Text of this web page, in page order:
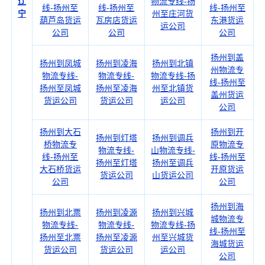
宁
线-扬州至
葫芦岛货运
公司
线-扬州至
瓦房店货运
公司
州至庄河货
运公司
线-扬州至
东港货运
公司
扬州到凤城
物流专线-
扬州至凤城
货运公司
扬州到凌海
物流专线-
扬州至凌海
货运公司
扬州到北镇
物流专线-扬
州至北镇货
运公司
扬州到盖
州物流专
线-扬州至
盖州货运
公司
扬州到大石
桥物流专
线-扬州至
大石桥货运
公司
扬州到灯塔
物流专线-
扬州至灯塔
货运公司
扬州到调兵
山物流专线-
扬州至调兵
山货运公司
扬州到开
原物流专
线-扬州至
开原货运
公司
扬州到北票
物流专线-
扬州至北票
货运公司
扬州到凌源
物流专线-
扬州至凌源
货运公司
扬州到兴城
物流专线-扬
州至兴城货
运公司
扬州到海
城物流专
线-扬州至
海城货运
公司